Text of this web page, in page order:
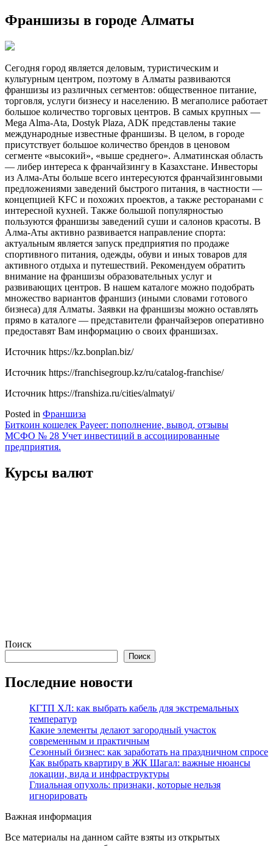
Франшизы в городе Алматы
Сегодня город является деловым, туристическим и
культурным центром, поэтому в Алматы развиваются
франшизы из различных сегментов: общественное питание,
торговля, услуги бизнесу и населению. В мегаполисе работает
большое количество торговых центров. В самых крупных —
Mega Alma-Аta, Dostyk Plaza, ADK представлены такие
международные известные франшизы. В целом, в городе
присутствует большое количество брендов в ценовом
сегменте «высокий», «выше среднего». Алматинская область
— либер интереса к франчайзингу в Казахстане. Инвесторы
из Алма-Аты больше всего интересуются франчайзинговыми
предложениями заведений быстрого питания, в частности —
концепцией KFC и похожих проектов, а также ресторанами с
интересной кухней. Также большой популярностью
пользуются франшизы заведений суши и салонов красоты. В
Алма-Аты активно развивается направление спорта:
актуальным является запуск предприятия по продаже
спортивного питания, одежды, обуви и иных товаров для
активного отдыха и путешествий. Рекомендуем обратить
внимание на франшизы образовательных услуг и
развивающих центров. В нашем каталоге можно подобрать
множество вариантов франшиз (иными словами готового
бизнеса) для Алматы. Заявки на франшизы можно оставлять
прямо в каталоге — представители франчайзеров оперативно
предоставят Вам информацию о своих франшизах.
Источник https://kz.bonplan.biz/
Источник https://franchisegroup.kz/ru/catalog-franchise/
Источник https://franshiza.ru/cities/almatyi/
Posted in Франшиза
Навигация
по
Биткоин кошелек Payeer: пополнение, вывод, отзывы
МСФО № 28 Учет инвестиций в ассоциированные
предприятия.
Курсы валют
Поиск
Поиск
Последние новости
КГТП ХЛ: как выбрать кабель для экстремальных
температур
Какие элементы делают загородный участок
современным и практичным
Сезонный бизнес: как заработать на праздничном спросе
Как выбрать квартиру в ЖК Шагал: важные нюансы
локации, вида и инфраструктуры
Глиальная опухоль: признаки, которые нельзя
игнорировать
Важная информация
Все материалы на данном сайте взяты из открытых